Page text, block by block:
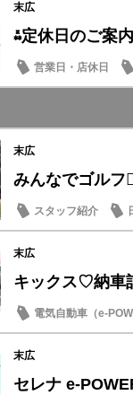
末広
⁂定休日のご案
営業日・店休日
末広
みんなでゴルフ
スタッフ紹介
末広
キックス♡納車
電気自動車（e-
末広
セレナ e-